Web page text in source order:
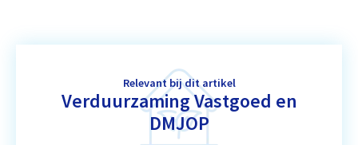
Relevant bij dit artikel
Verduurzaming Vastgoed en
DMJOP